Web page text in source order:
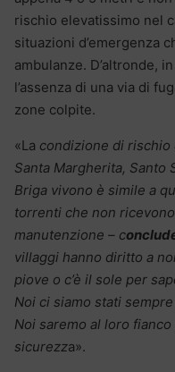
rischio elevatissimo nel
situazioni d’emergenza
ambulanze. D’altronde,
l’assenza di una via di
zone colpite.
«La condizione di
Santa Margherita, Santo
Briga vivono è simile a
torrenti che non
manutenzione – c
villaggi hanno diritto a
piove o c’è il sole per
Noi ci siamo stati
Noi saremo al loro
sicurezza».